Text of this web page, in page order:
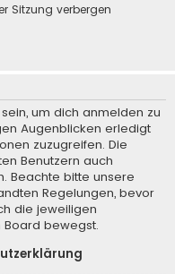
Sitzung verbergen
um dich anmelden zu
Augenblicken erledigt
zuzugreifen. Die
Benutzern auch
Beachte bitte unsere
Regelungen, bevor
die jeweiligen
Board bewegst.